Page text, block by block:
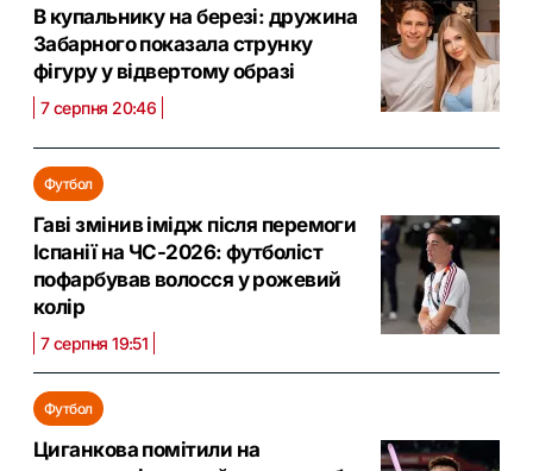
В купальнику на березі: дружина
Забарного показала струнку
фігуру у відвертому образі
7 серпня 20:46
Футбол
Гаві змінив імідж після перемоги
Іспанії на ЧС-2026: футболіст
пофарбував волосся у рожевий
колір
7 серпня 19:51
Футбол
Циганкова помітили на